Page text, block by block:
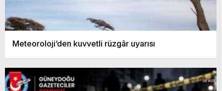
Meteoroloji’den kuvvetli rüzgâr uyarısı